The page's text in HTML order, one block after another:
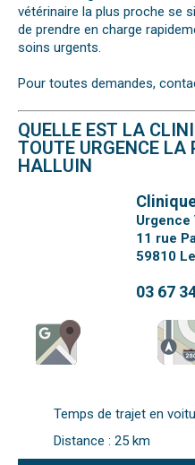
vétérinaire la plus proche se
de prendre en charge
soins urgents.
Pour toutes demandes,
QUELLE EST LA
TOUTE URGENCE LA
HALLUIN
Urgence
11 rue
59810
03 67
Temps de trajet en
Distance : 25 km